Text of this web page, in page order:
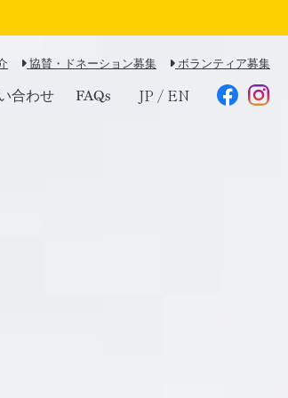
協賛・ドネーション募集 ボランティア募集
合わせ FAQs JP / EN